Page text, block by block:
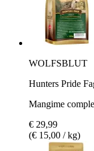
WOLFSBLUT
Hunters Pride
Mangime
€ 29,99
(€ 15,00 / kg)